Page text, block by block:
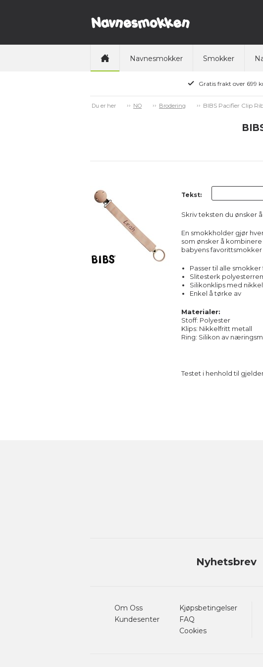
Navnesmokker Smokker
Gratis frakt over 699
Du er her NO Brodering BIBS Pacifier Clip
Tekst:
Skriv teksten du ønsker
En smokkholder gjør
som ønsker å
babyens favorittsmokker
Passer til alle smokker
Slitesterk
Silikonklips med
Enkel å tørke av
Materialer:
Stoff: Polyester
Klips: Nikkelfritt metall
Ring: Silikon av
Testet i henhold til
Nyhetsbrev
Om Oss
Kundesenter
Kjøpsbetingelser
FAQ
Cookies